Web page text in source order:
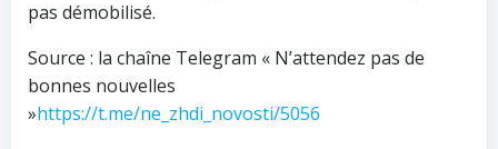
pas démobilisé.
Source : la chaîne Telegram « N’attendez pas de
bonnes nouvelles
»https://t.me/ne_zhdi_novosti/5056